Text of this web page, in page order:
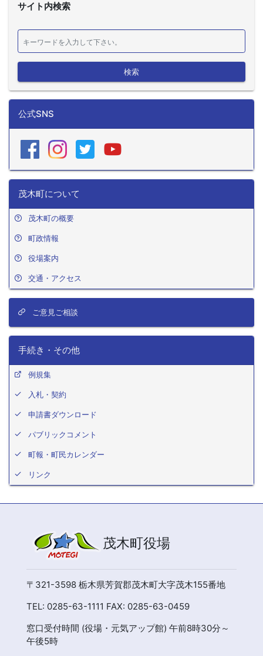
サイト内検索
検索
公式SNS
茂木町について
茂木町の概要
町政情報
役場案内
交通・アクセス
ご意見ご相談
手続き・その他
例規集
入札・契約
申請書ダウンロード
パブリックコメント
町報・町民カレンダー
リンク
茂木町役場
〒321-3598 栃木県芳賀郡茂木町大字茂木155番地
TEL: 0285-63-1111 FAX: 0285-63-0459
窓口受付時間 (役場・元気アップ館) 午前8時30分～
午後5時